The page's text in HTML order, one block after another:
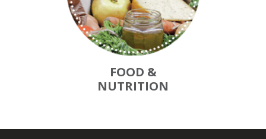
FOOD &
NUTRITION